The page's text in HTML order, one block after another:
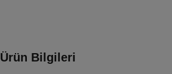
Ürün Bilgileri